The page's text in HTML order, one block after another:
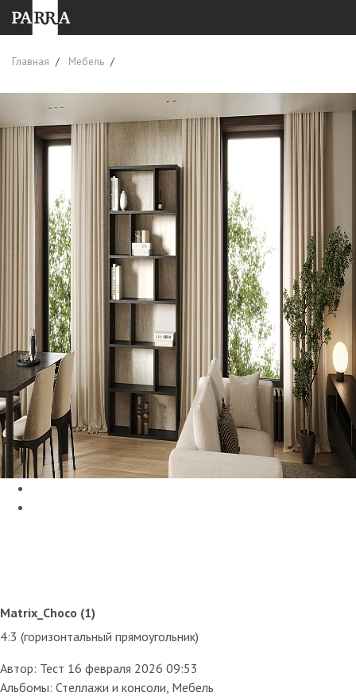
Главная Мебель
Matrix_Choco (1)
4:3 (горизонтальный прямоугольник)
Автор: Тест 16 февраля 2026 09:53
Альбомы: Стеллажи и консоли, Мебель